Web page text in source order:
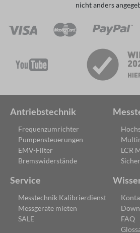
nicht anders
Antriebstechnik
Frequenzumrichter
Pumpensteuerungen
EMV-Filter
Bremswiderstände
LCR
Service
Messtechnik Kalibrierdienst
Messgeräte mieten
SALE
FAQ